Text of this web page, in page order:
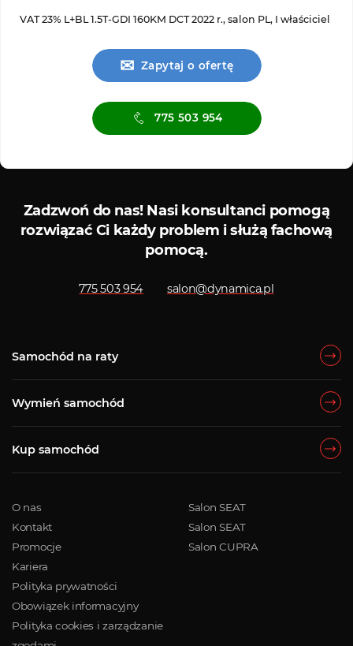
VAT 23% L+BL 1.5T-GDI 160KM DCT 2022 r., salon PL, I właściciel
✉ Zapytaj o ofertę
775 503 954
Zadzwoń do nas!Nasi konsultanci pomogą
rozwiązać Ci każdy problem i służą fachową
pomocą.
775 503 954 salon@dynamica.pl
Samochód na raty
Wymień samochód
Kup samochód
O nas
Kontakt
Promocje
Kariera
Polityka prywatności
Obowiązek informacyjny
Polityka cookies i zarządzanie
Salon SEAT
Salon SEAT
Salon CUPRA